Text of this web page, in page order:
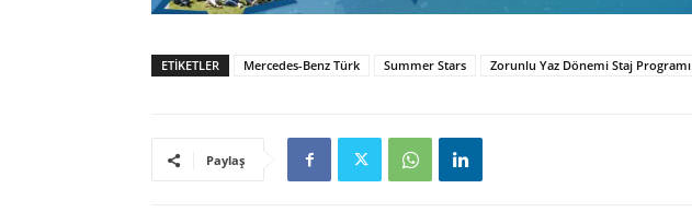
ETIKETLER Mercedes-Benz Türk Summer Stars Zorunlu Yaz Dönemi Staj Programı
Paylaş